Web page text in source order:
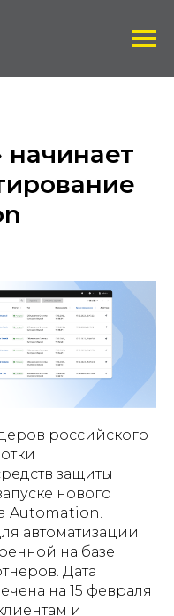
начинает
российского
защиты
нового
Automation.
автоматизации
на базе
Дата
на 15 февраля
и